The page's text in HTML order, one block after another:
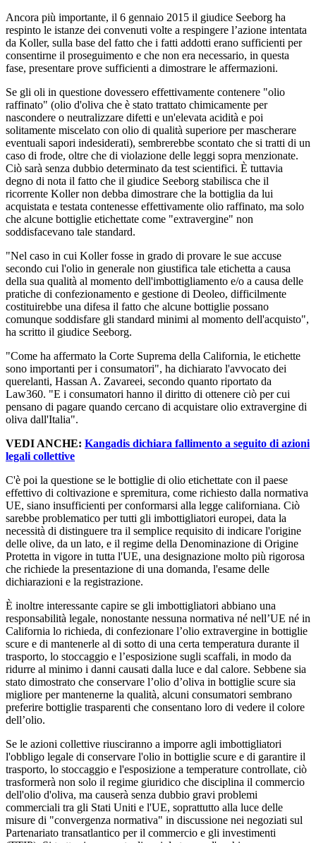
Ancora più importante, il 6 gennaio 2015 il giudice Seeborg ha
respinto le istanze dei convenuti volte a respingere l’azione intentata
da Koller, sulla base del fatto che i fatti addotti erano sufficienti per
consentirne il proseguimento e che non era necessario, in questa
fase, presentare prove sufficienti a dimostrare le affermazioni.
Se gli oli in questione dovessero effettivamente contenere "olio
raffinato" (olio d'oliva che è stato trattato chimicamente per
nascondere o neutralizzare difetti e un'elevata acidità e poi
solitamente miscelato con olio di qualità superiore per mascherare
eventuali sapori indesiderati), sembrerebbe scontato che si tratti di un
caso di frode, oltre che di violazione delle leggi sopra menzionate.
Ciò sarà senza dubbio determinato da test scientifici. È tuttavia
degno di nota il fatto che il giudice Seeborg stabilisca che il
ricorrente Koller non debba dimostrare che la bottiglia da lui
acquistata e testata contenesse effettivamente olio raffinato, ma solo
che alcune bottiglie etichettate come "extravergine" non
soddisfacevano tale standard.
"Nel caso in cui Koller fosse in grado di provare le sue accuse
secondo cui l'olio in generale non giustifica tale etichetta a causa
della sua qualità al momento dell'imbottigliamento e/o a causa delle
pratiche di confezionamento e gestione di Deoleo, difficilmente
costituirebbe una difesa il fatto che alcune bottiglie possano
comunque soddisfare gli standard minimi al momento dell'acquisto",
ha scritto il giudice Seeborg.
"Come ha affermato la Corte Suprema della California, le etichette
sono importanti per i consumatori", ha dichiarato l'avvocato dei
querelanti, Hassan A. Zavareei, secondo quanto riportato da
Law360. "E i consumatori hanno il diritto di ottenere ciò per cui
pensano di pagare quando cercano di acquistare olio extravergine di
oliva dall'Italia".
VEDI ANCHE: Kangadis dichiara fallimento a seguito di azioni
legali collettive
C'è poi la questione se le bottiglie di olio etichettate con il paese
effettivo di coltivazione e spremitura, come richiesto dalla normativa
UE, siano insufficienti per conformarsi alla legge californiana. Ciò
sarebbe problematico per tutti gli imbottigliatori europei, data la
necessità di distinguere tra il semplice requisito di indicare l'origine
delle olive, da un lato, e il regime della Denominazione di Origine
Protetta in vigore in tutta l'UE, una designazione molto più rigorosa
che richiede la presentazione di una domanda, l'esame delle
dichiarazioni e la registrazione.
È inoltre interessante capire se gli imbottigliatori abbiano una
responsabilità legale, nonostante nessuna normativa né nell’UE né in
California lo richieda, di confezionare l’olio extravergine in bottiglie
scure e di mantenerle al di sotto di una certa temperatura durante il
trasporto, lo stoccaggio e l’esposizione sugli scaffali, in modo da
ridurre al minimo i danni causati dalla luce e dal calore. Sebbene sia
stato dimostrato che conservare l’olio d’oliva in bottiglie scure sia
migliore per mantenerne la qualità, alcuni consumatori sembrano
preferire bottiglie trasparenti che consentano loro di vedere il colore
dell’olio.
Se le azioni collettive riusciranno a imporre agli imbottigliatori
l'obbligo legale di conservare l'olio in bottiglie scure e di garantire il
trasporto, lo stoccaggio e l'esposizione a temperature controllate, ciò
trasformerà non solo il regime giuridico che disciplina il commercio
dell'olio d'oliva, ma causerà senza dubbio gravi problemi
commerciali tra gli Stati Uniti e l'UE, soprattutto alla luce delle
misure di "convergenza normativa" in discussione nei negoziati sul
Partenariato transatlantico per il commercio e gli investimenti